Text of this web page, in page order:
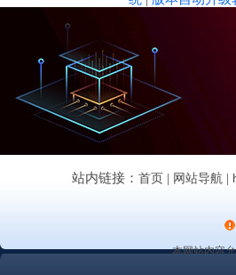
站内链接： 首页 | 网站导航 |
本网站内容